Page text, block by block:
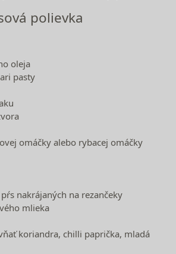
polievka
oleja
pasty
omáčky alebo rybacej omáčky
nakrájaných na rezančeky
mlieka
koriandra, chilli paprička, mladá